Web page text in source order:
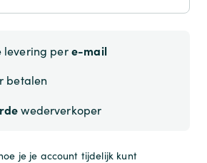
levering pere-mail
betalen
wederverkoper
je je account tijdelijk kunt